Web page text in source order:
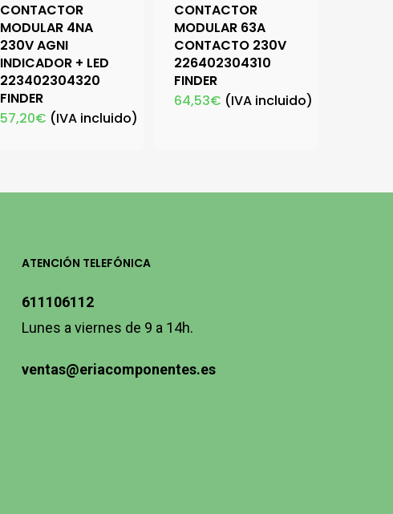
CONTACTOR
MODULAR 4NA
230V AGNI
INDICADOR + LED
223402304320
FINDER
57,20€ (IVA incluido)
CONTACTOR
MODULAR 63A
CONTACTO 230V
226402304310
FINDER
64,53€ (IVA incluido)
ATENCIÓN TELEFÓNICA
611106112
Lunes a viernes de 9 a 14h.
ventas@eriacomponentes.es